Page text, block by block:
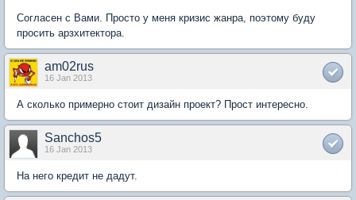
Согласен с Вами. Просто у меня кризис жанра, поэтому буду
просить арзхитектора.
am02rus
16 Jan 2013
А сколько примерно стоит дизайн проект? Прост интересно.
Sanchos5
16 Jan 2013
На него кредит не дадут.